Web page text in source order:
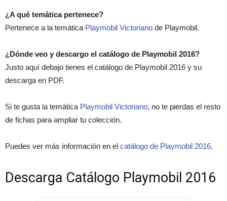
¿A qué temática pertenece?
Pertenece a la temática Playmobil Victoriano de Playmobil.
¿Dónde veo y descargo el catálogo de Playmobil 2016?
Justo aquí debajo tienes el catálogo de Playmobil 2016 y su
descarga en PDF.
Si te gusta la temática Playmobil Victoriano, no te pierdas el resto
de fichas para ampliar tu colección.
Puedes ver más información en el catálogo de Playmobil 2016.
Descarga Catálogo Playmobil 2016